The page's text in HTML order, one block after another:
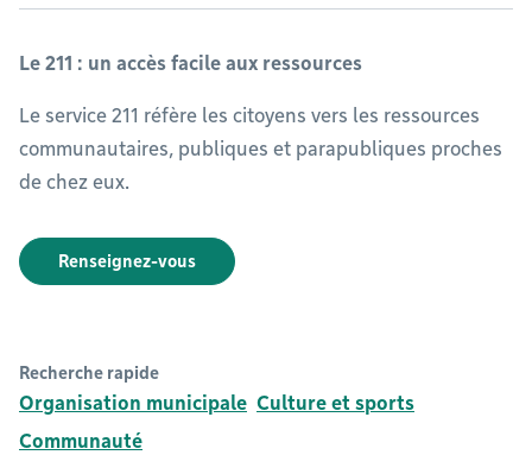
Le 211 : un accès facile aux ressources
Le service 211 réfère les citoyens vers les ressources
communautaires, publiques et parapubliques proches
de chez eux.
Renseignez-vous
Recherche rapide
Organisation municipale Culture et sports
Communauté